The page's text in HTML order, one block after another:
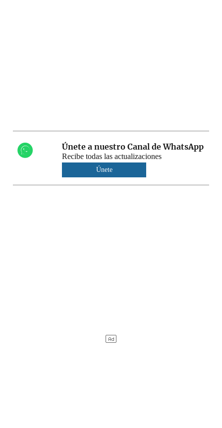
Únete a nuestro Canal de WhatsApp
Recibe todas las actualizaciones
Únete